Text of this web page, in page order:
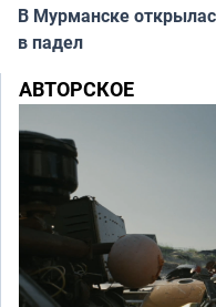
В Мурманске
в падел
АВТОРСКОЕ